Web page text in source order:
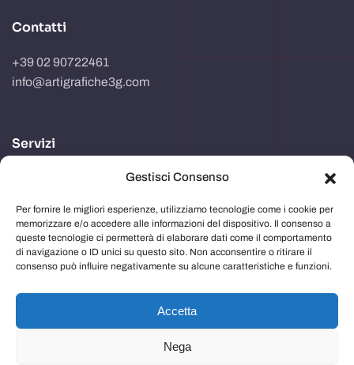
Gestisci Consenso
Per fornire le migliori esperienze, utilizziamo tecnologie come i cookie per
memorizzare e/o accedere alle informazioni del dispositivo. Il consenso a
queste tecnologie ci permetterà di elaborare dati come il comportamento
di navigazione o ID unici su questo sito. Non acconsentire o ritirare il
consenso può influire negativamente su alcune caratteristiche e funzioni.
Accetta
Nega
Contatti
+39 02 90722461
info@artigrafiche3g.com
Servizi
Realizzazione packaging
Progettazione e studio grafico
Comunicazione in store
Imballaggi